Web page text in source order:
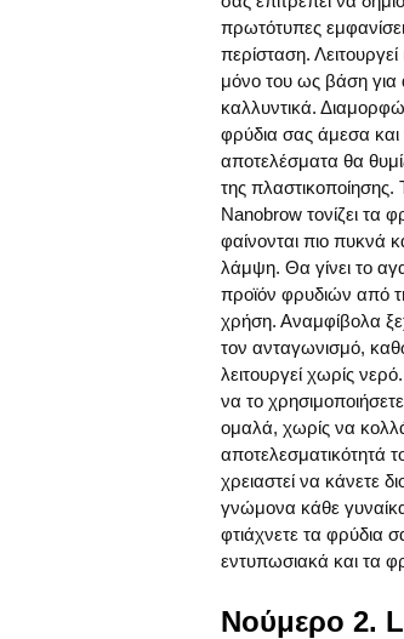
πρωτότυπες
περίσταση.
μόνο του ως βάση για
καλλυντικά.
φρύδια σας άμεσα και
αποτελέσματα θα
της πλαστικοποίησης.
Nanobrow τονίζει τα
φαίνονται πιο πυκνά
λάμψη. Θα γίνει το
προϊόν φρυδιών από
χρήση. Αναμφίβολα
τον ανταγωνισμό,
λειτουργεί χωρίς
να το
ομαλά, χωρίς να
αποτελεσματικότητά
χρειαστεί να κάνετε
γνώμονα κάθε
φτιάχνετε τα φρύδια
εντυπωσιακά και τα
Νούμερο 2.